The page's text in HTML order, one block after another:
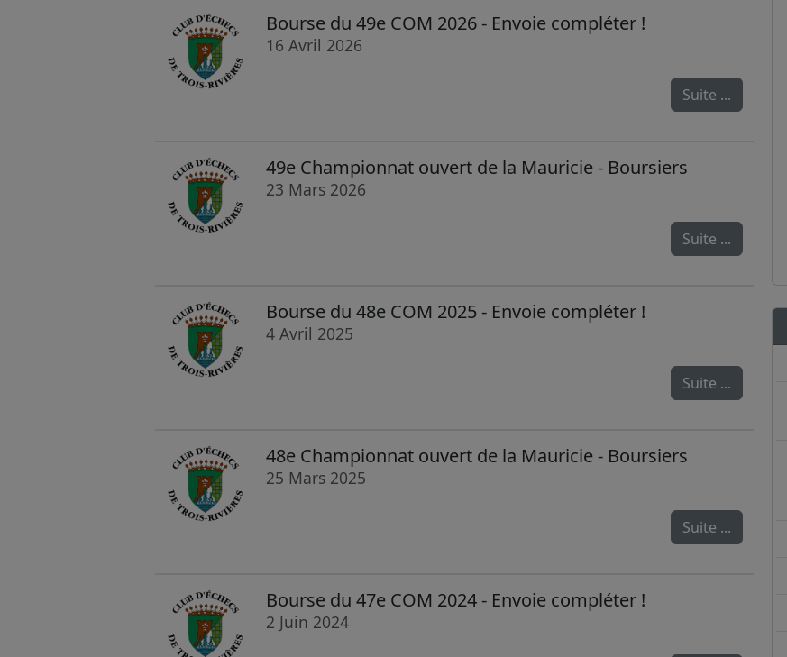
Bourse du 49e COM 2026 - Envoie compléter !
16 Avril 2026
Suite ...
49e Championnat ouvert de la Mauricie - Boursiers
23 Mars 2026
Suite ...
Bourse du 48e COM 2025 - Envoie compléter !
4 Avril 2025
Suite ...
48e Championnat ouvert de la Mauricie - Boursiers
25 Mars 2025
Suite ...
Bourse du 47e COM 2024 - Envoie compléter !
2 Juin 2024